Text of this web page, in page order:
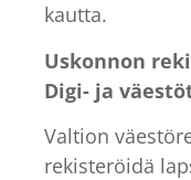
kautta.
Uskonnon
Digi- ja
Valtion
rekisteröidä